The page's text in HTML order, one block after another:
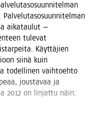
Pal­ve­lu­ta­so­suun­ni­tel­man
aika­tau­lut —
tule­vat
Käyt­tä­jien
sii­nä kuin
todel­li­nen vaih­toeh­to
jous­ta­vaa ja
2012 on lin­jat­tu näin: